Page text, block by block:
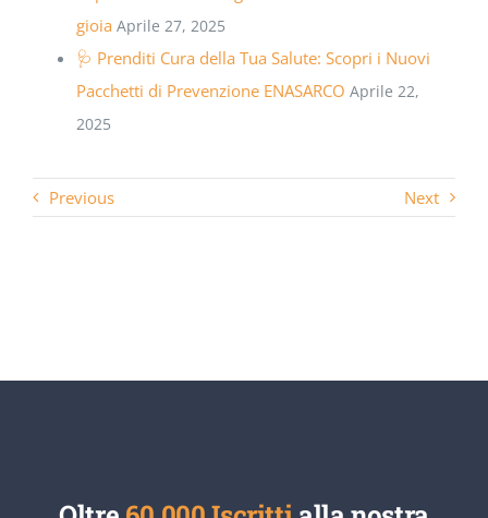
gioia Aprile 27, 2025
🩺 Prenditi Cura della Tua Salute: Scopri i Nuovi
Pacchetti di Prevenzione ENASARCO Aprile 22,
2025
Previous Next